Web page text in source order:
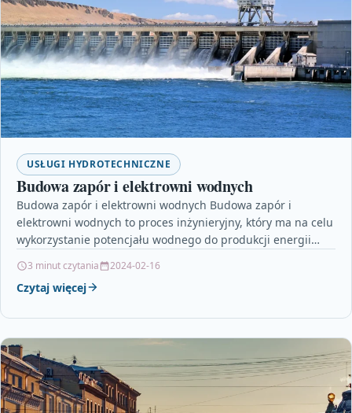
USŁUGI HYDROTECHNICZNE
Budowa zapór i elektrowni wodnych
Budowa zapór i elektrowni wodnych Budowa zapór i
elektrowni wodnych to proces inżynieryjny, który ma na celu
wykorzystanie potencjału wodnego do produkcji energii
3 minut czytania 2024-02-16
Czytaj więcej